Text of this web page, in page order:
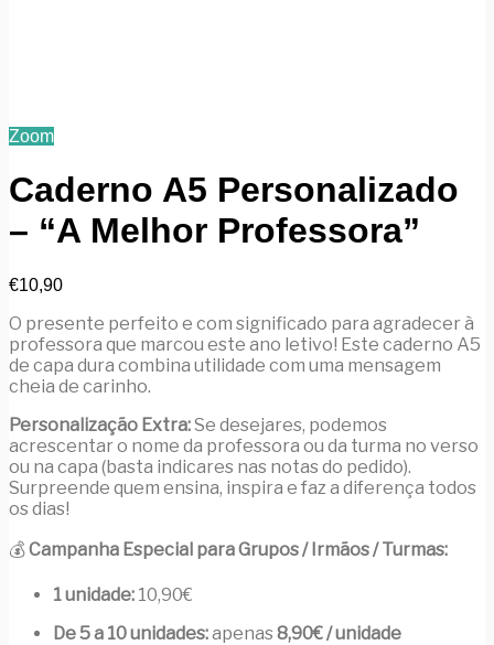
Zoom
Caderno A5 Personalizado
– “A Melhor Professora”
€10,90
O presente perfeito e com significado para agradecer à
professora que marcou este ano letivo! Este caderno A5
de capa dura combina utilidade com uma mensagem
cheia de carinho.
Personalização Extra:Se desejares, podemos
acrescentar o nome da professora ou da turma no verso
ou na capa (basta indicares nas notas do pedido).
Surpreende quem ensina, inspira e faz a diferença todos
os dias!
💰Campanha Especial para Grupos / Irmãos / Turmas:
1 unidade: 10,90€
De 5 a 10 unidades:apenas 8,90€ / unidade